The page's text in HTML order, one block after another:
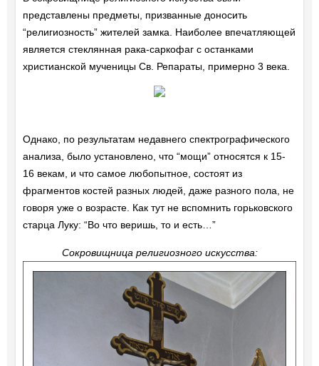
представлены предметы, призванные доносить
“религиозность” жителей замка. Наиболее впечатляющей
является стеклянная рака-саркофаг с останками
христианской мученицы Св. Репараты, примерно 3 века.
Однако, по результатам недавнего спектрографического
анализа, было установлено, что “мощи” относятся к 15-
16 векам, и что самое любопытное, состоят из
фрагментов костей разных людей, даже разного пола, не
говоря уже о возрасте. Как тут не вспомнить горьковского
старца Луку: “Во что веришь, то и есть…”
Сокровищница религиозного искусства: